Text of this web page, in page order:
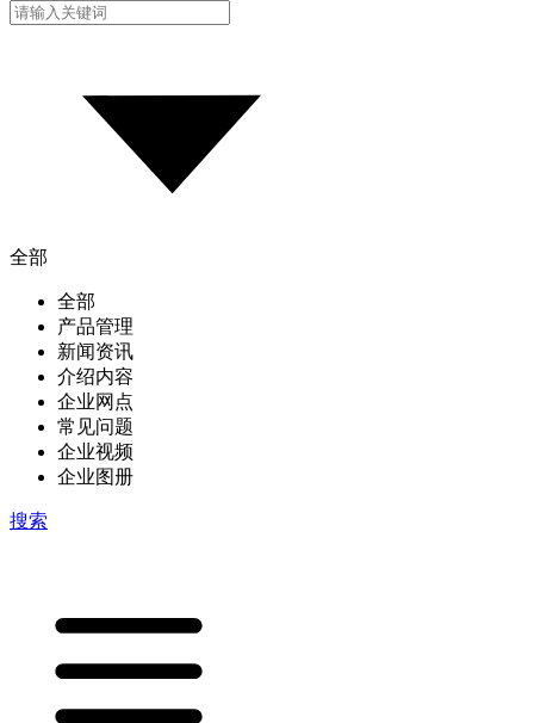
全部
全部
产品管理
新闻资讯
介绍内容
企业网点
常见问题
企业视频
企业图册
搜索